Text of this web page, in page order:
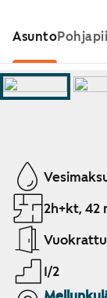
Asunto
Näytetään dia 1 / 9
2h+kt, 42
Vuokrattu
1/2